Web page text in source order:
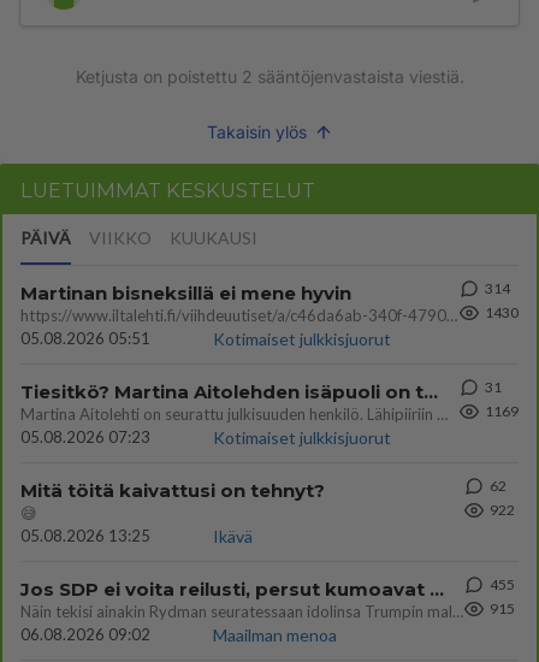
Ketjusta on poistettu 2 sääntöjenvastaista viestiä.
Takaisin ylös
LUETUIMMAT KESKUSTELUT
PÄIVÄ VIIKKO KUUKAUSI
Martinan bisneksillä ei mene hyvin
https://www.iltalehti.fi/viihdeuutiset/a/c46da6ab-340f-4790-aaa7-0865eed2336 Yrityksen konkurssihakemus on tullut kärä
05.08.2026 05:51
Kotimaiset julkkisjuorut
314
1430
Tiesitkö? Martina Aitolehden isäpuoli on tämä suosittu laulaja
Martina Aitolehti on seurattu julkisuuden henkilö. Lähipiiriin mahtuu muitakin tunnettuja henkilöitä. Tiesitkö, että Ma
05.08.2026 07:23
Kotimaiset julkkisjuorut
31
1169
Mitä töitä kaivattusi on tehnyt?
😅
05.08.2026 13:25
Ikävä
62
922
Jos SDP ei voita reilusti, persut kumoavat demokratian Suomesta
Näin tekisi ainakin Rydman seuratessaan idolinsa Trumpin mallia https://www.is.fi/politiikka/art-2000012187244.html
06.08.2026 09:02
Maailman menoa
455
915